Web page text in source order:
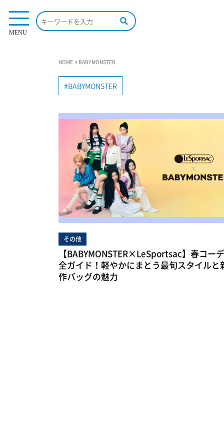
MENU
HOME BABYMONSTER
BABYMONSTER
その他
【BABYMONSTER×LeSportsac】春コー
全ガイド！軽やかにまとう最旬スタイルと
作バッグの魅力